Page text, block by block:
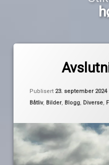
Publisert 23. september 2024
Kategorier:
Båtliv, Bilder, Blogg, Diverse,
tåke
uthavn